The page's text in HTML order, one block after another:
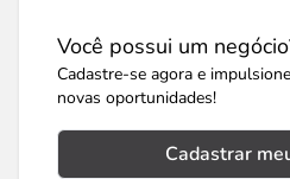
Você possui um
Cadastre-se agora e
novas oportunidades!
Cadastrar